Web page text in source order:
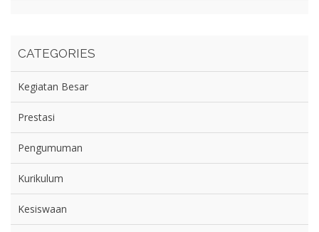
CATEGORIES
Kegiatan Besar
Prestasi
Pengumuman
Kurikulum
Kesiswaan